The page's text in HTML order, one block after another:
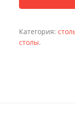
Категория:
столы.